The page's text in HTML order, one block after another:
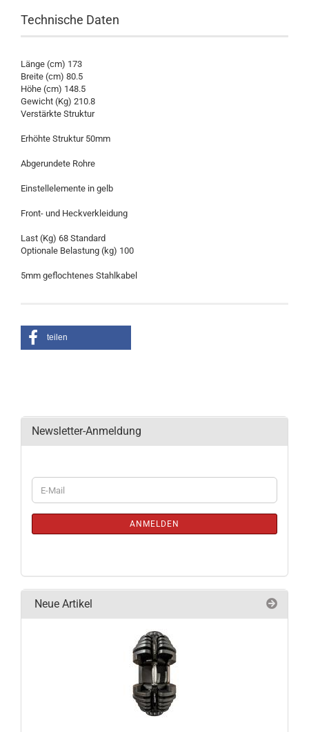
Technische Daten
Länge (cm) 173
Breite (cm) 80.5
Höhe (cm) 148.5
Gewicht (Kg) 210.8
Verstärkte Struktur
Erhöhte Struktur 50mm
Abgerundete Rohre
Einstellelemente in gelb
Front- und Heckverkleidung
Last (Kg) 68 Standard
Optionale Belastung (kg) 100
5mm geflochtenes Stahlkabel
teilen
Newsletter-Anmeldung
WEITER
ZUR
E-
Mail
ANMELDEN
Neue Artikel